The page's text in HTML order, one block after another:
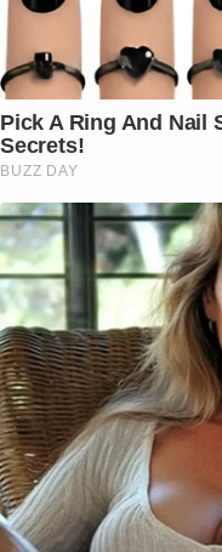
Pick A Ring And Nail
Secrets!
BUZZ DAY